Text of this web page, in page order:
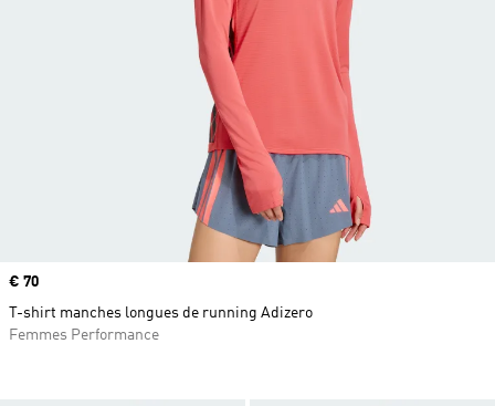
Prix
€ 70
T-shirt manches longues de running Adizero
Femmes Performance